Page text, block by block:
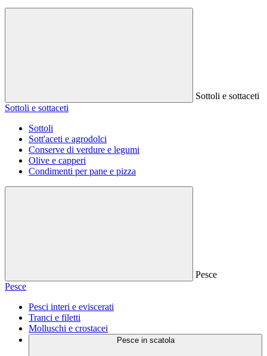
Sottoli e sottaceti
Sottoli e sottaceti
Sottoli
Sott'aceti e agrodolci
Conserve di verdure e legumi
Olive e capperi
Condimenti per pane e pizza
Pesce
Pesce
Pesci interi e eviscerati
Tranci e filetti
Molluschi e crostacei
Pesce in scatola